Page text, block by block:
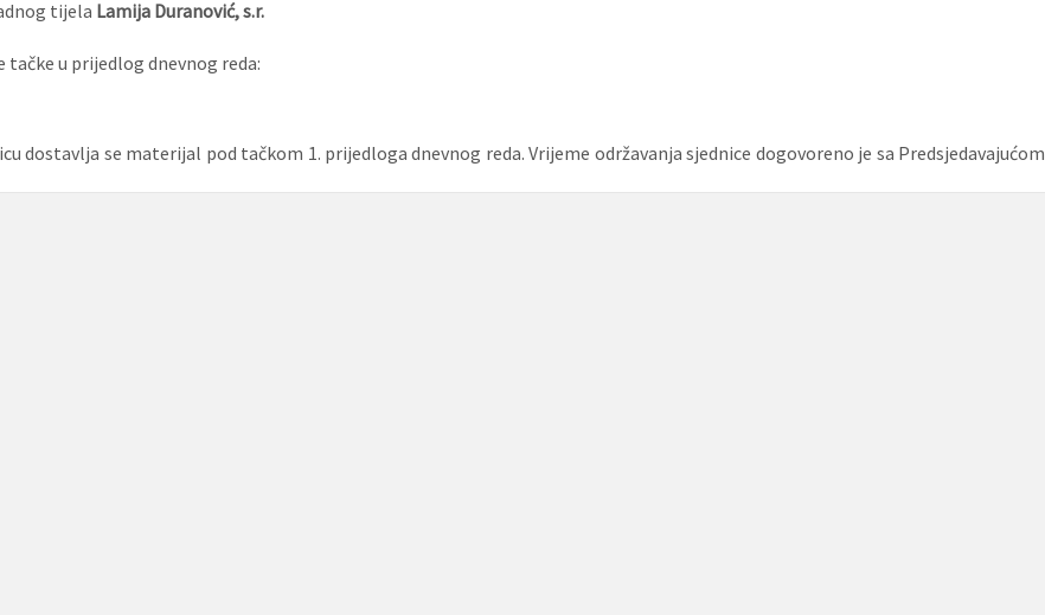
tijela Lamija Duranović, s.r.
tačke u prijedlog dnevnog reda:
dostavlja se materijal pod tačkom 1. prijedloga dnevnog reda. Vrijeme održavanja sjednice dogovoreno je sa Predsjedavajućom